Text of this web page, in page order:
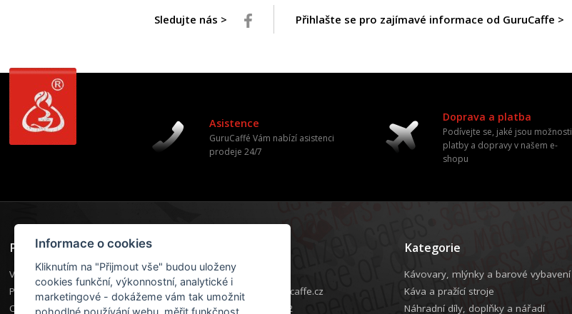
Informace o cookies
Kliknutím na "Přijmout vše" budou uloženy
cookies funkční, výkonnostní, analytické i
marketingové - dokážeme vám tak umožnit
Sledujte nás > Přihlašte se pro zajímavé informace od GuruCaffe >
Asistence
GuruCaffé Vám nabízí asistenci
prodeje 24/7
Doprava a platba
Podívejte se, jaké jsou možnosti
platby a dopravy v našem e-
shopu
Podpora
Váš účet
Produktová podpora
Opravy a záruky
Kontakt
E-mail: info@guru-caffe.cz
+420 605 55 77 22
Kategorie
Kávovary, mlýnky a barové vybavení
Káva a pražící stroje
Náhradní díly, doplňky a nářadí